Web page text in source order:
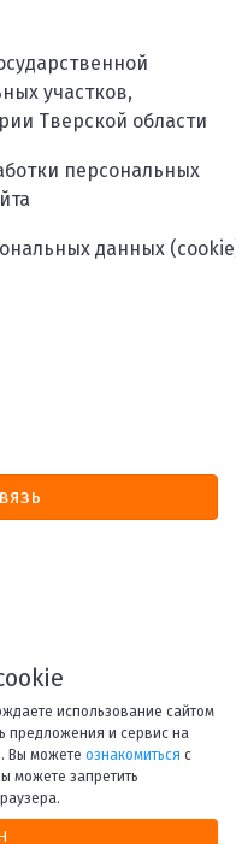
участков,
Тверской области
персональных
данных
библиотека им. А. М.
использование сайтом
предложения и сервис на
Вы можете ознакомиться с
можете запретить